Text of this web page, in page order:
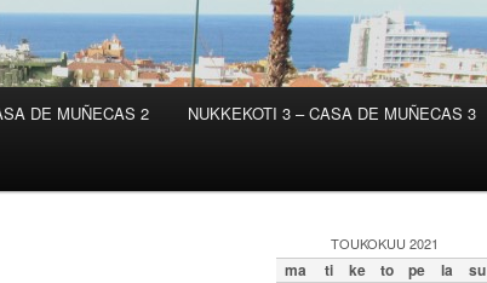
DE MUÑECAS 2 NUKKEKOTI 3 – CASA DE MUÑECAS 3
TOUKOKUU 2021
ma ti ke to pe la su